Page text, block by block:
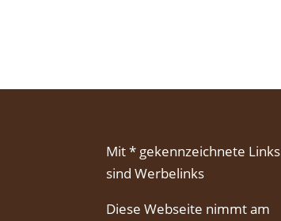
Mit * gekennzeichnete Links
sind Werbelinks
Diese Webseite nimmt am